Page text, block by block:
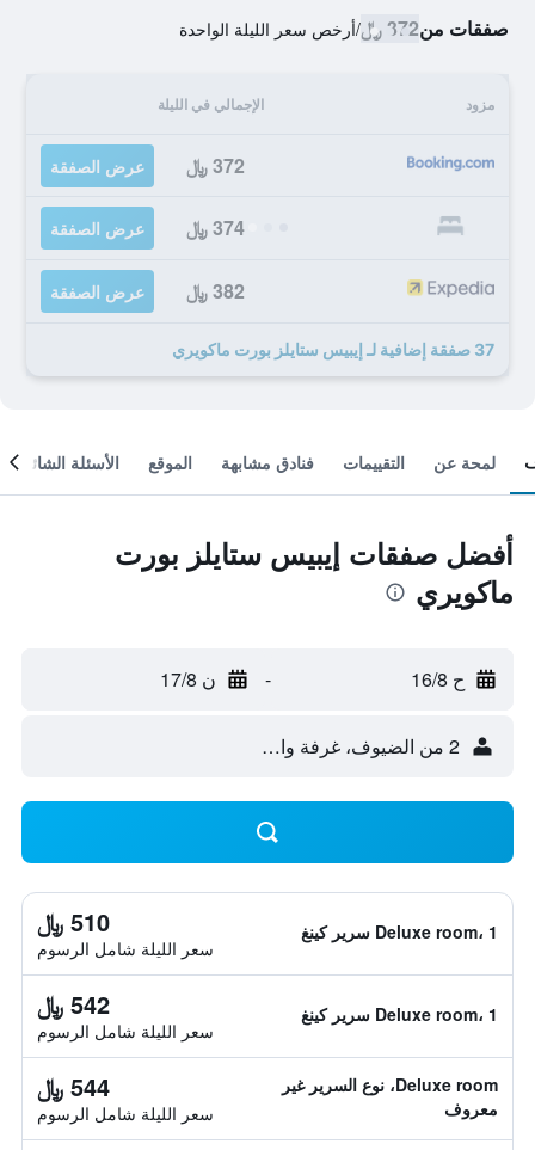
صفقات من372 ﷼ /أرخص سعر الليلة الواحدة
مزود الإجمالي في الليلة
372 ﷼ عرض الصفقة
374 ﷼ عرض الصفقة
382 ﷼ عرض الصفقة
37 صفقة إضافية لـ إيبيس ستايلز بورت ماكويري
لمحة عن التقييمات فنادق مشابهة الموقع الأسئلة الشائعة
أفضل صفقات إيبيس ستايلز بورت
ماكويري
ح 16/8 - ن 17/8
2 من الضيوف، غرفة واحدة
Deluxe room، 1 سرير كينغ 510 ﷼
سعر الليلة شامل الرسوم
Deluxe room، 1 سرير كينغ 542 ﷼
سعر الليلة شامل الرسوم
Deluxe room، نوع السرير غير
معروف
544 ﷼
سعر الليلة شامل الرسوم